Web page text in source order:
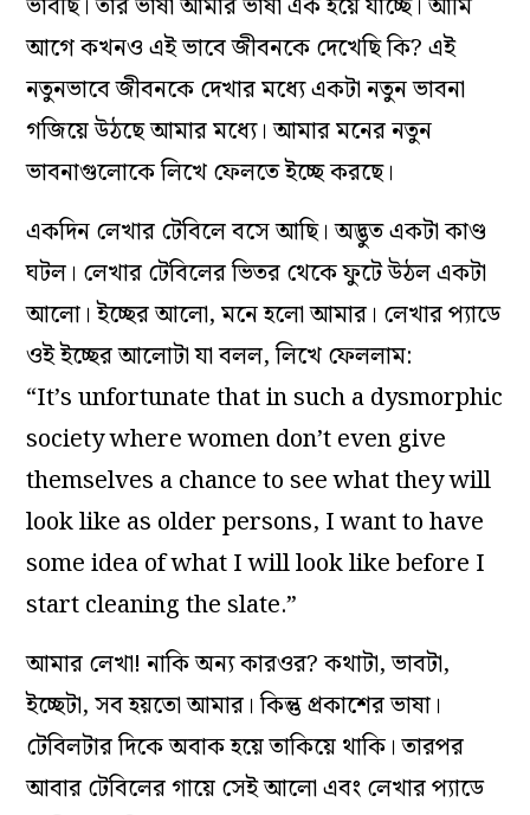
আগে কখনও এই ভাবে জীবনকে দেখেছি কি? এই
নতুনভাবে জীবনকে দেখার মধ্যে একটা নতুন ভাবনা
গজিয়ে উঠছে আমার মধ্যে। আমার মনের নতুন
ভাবনাগুলোকে লিখে ফেলতে ইচ্ছে করছে।
একদিন লেখার টেবিলে বসে আছি। অদ্ভুত একটা কাণ্ড
ঘটল। লেখার টেবিলের ভিতর থেকে ফুটে উঠল একটা
আলো। ইচ্ছের আলো, মনে হলো আমার। লেখার প্যাডে
ওই ইচ্ছের আলোটা যা বলল, লিখে ফেললাম:
“It’s unfortunate that in such a dysmorphic
society where women don’t even give
themselves a chance to see what they will
look like as older persons, I want to have
some idea of what I will look like before I
start cleaning the slate.”
আমার লেখা! নাকি অন্য কারওর? কথাটা, ভাবটা,
ইচ্ছেটা, সব হয়তো আমার। কিন্তু প্রকাশের ভাষা।
টেবিলটার দিকে অবাক হয়ে তাকিয়ে থাকি। তারপর
আবার টেবিলের গায়ে সেই আলো এবং লেখার প্যাডে